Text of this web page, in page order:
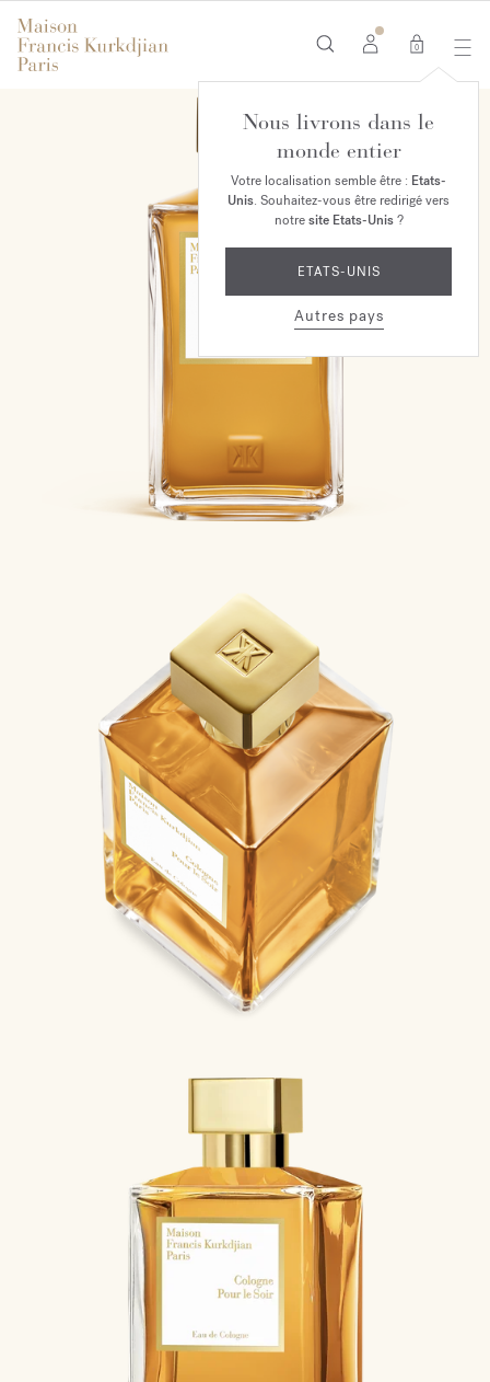
0
Nous livrons dans le
monde entier
Votre localisation semble être : Etats-
Unis. Souhaitez-vous être redirigé vers
notresite Etats-Unis?
ETATS-UNIS
Autres pays
EXCLUSIVITÉ MAISON